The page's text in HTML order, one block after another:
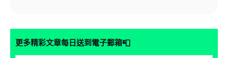
更多精彩文章每日送到電子郵箱📮